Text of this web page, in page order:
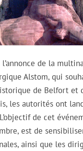
de la
Alstom, qui
de Belfort et
les autorités ont
de cet
est de
ainsi que les